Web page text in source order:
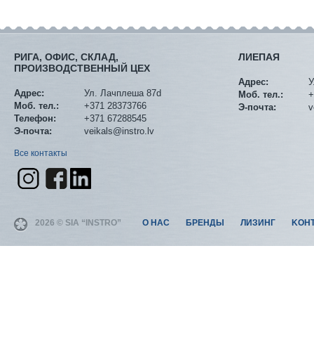
РИГА, ОФИС, СКЛАД,
ПРОИЗВОДСТВЕННЫЙ ЦЕХ
Адрес:
Ул. Лачплеша 87d
Моб. тел.:
+371 28373766
Телефон:
+371 67288545
Э-почта:
veikals@instro.lv
Все контакты
ЛИЕПАЯ
Адрес:
Моб. тел.:
Э-почта:
2026 © SIA “INSTRO” О НАС БРЕНДЫ ЛИЗИНГ